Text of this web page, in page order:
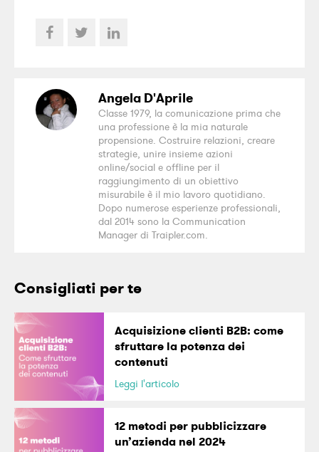
Angela D'Aprile
Classe 1979, la comunicazione prima che
una professione è la mia naturale
propensione. Costruire relazioni, creare
strategie, unire insieme azioni
online/social e offline per il
raggiungimento di un obiettivo
misurabile è il mio lavoro quotidiano.
Dopo numerose esperienze professionali,
dal 2014 sono la Communication
Manager di Traipler.com.
Consigliati per te
Acquisizione clienti B2B: come
sfruttare la potenza dei
contenuti
Leggi l'articolo
12 metodi per pubblicizzare
un’azienda nel 2024